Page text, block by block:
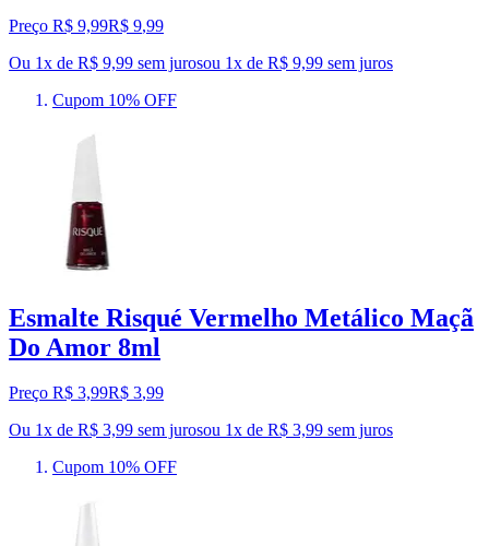
Preço R$ 9,99R$ 9,99
Ou 1x de R$ 9,99 sem jurosou 1x de R$ 9,99 sem juros
Cupom 10% OFF
Esmalte Risqué Vermelho Metálico Maçã
Do Amor 8ml
Preço R$ 3,99R$ 3,99
Ou 1x de R$ 3,99 sem jurosou 1x de R$ 3,99 sem juros
Cupom 10% OFF